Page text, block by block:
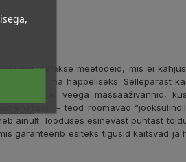
kasutatakse meetodeid, mis ei
lima happeliseks. Sellepärast
veega massaaživannid,
– teod roomavad
ainult looduses esinevast puhtast
garanteerib esiteks tigusid kaitsvad ja